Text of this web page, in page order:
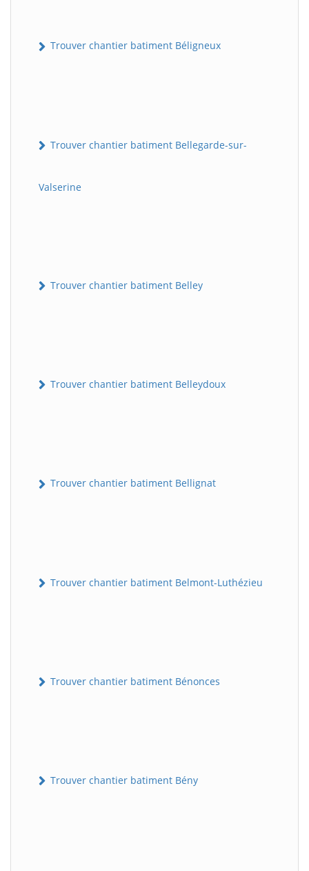
Trouver chantier batiment Béligneux
Trouver chantier batiment Bellegarde-sur-
Valserine
Trouver chantier batiment Belley
Trouver chantier batiment Belleydoux
Trouver chantier batiment Bellignat
Trouver chantier batiment Belmont-Luthézieu
Trouver chantier batiment Bénonces
Trouver chantier batiment Bény